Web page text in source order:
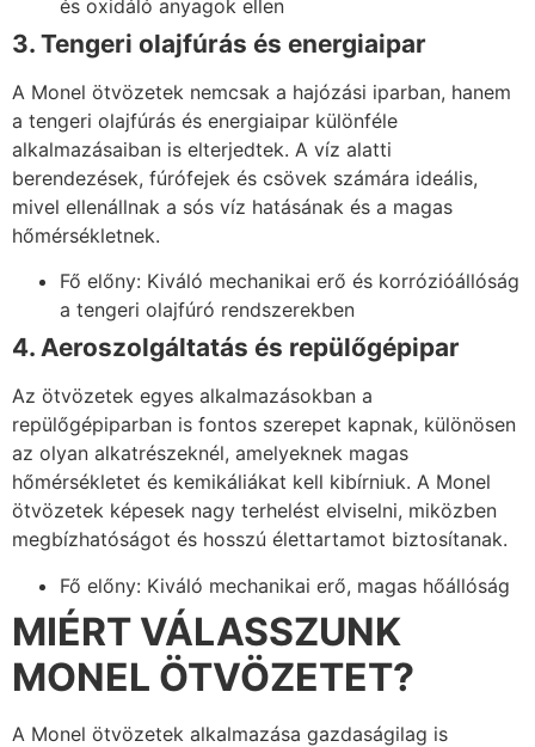
és oxidáló anyagok ellen
3. Tengeri olajfúrás és energiaipar
A Monel ötvözetek nemcsak a hajózási iparban, hanem
a tengeri olajfúrás és energiaipar különféle
alkalmazásaiban is elterjedtek. A víz alatti
berendezések, fúrófejek és csövek számára ideális,
mivel ellenállnak a sós víz hatásának és a magas
hőmérsékletnek.
Fő előny: Kiváló mechanikai erő és korrózióállóság
a tengeri olajfúró rendszerekben
4. Aeroszolgáltatás és repülőgépipar
Az ötvözetek egyes alkalmazásokban a
repülőgépiparban is fontos szerepet kapnak, különösen
az olyan alkatrészeknél, amelyeknek magas
hőmérsékletet és kemikáliákat kell kibírniuk. A Monel
ötvözetek képesek nagy terhelést elviselni, miközben
megbízhatóságot és hosszú élettartamot biztosítanak.
Fő előny: Kiváló mechanikai erő, magas hőállóság
MIÉRT VÁLASSZUNK
MONEL ÖTVÖZETET?
A Monel ötvözetek alkalmazása gazdaságilag is